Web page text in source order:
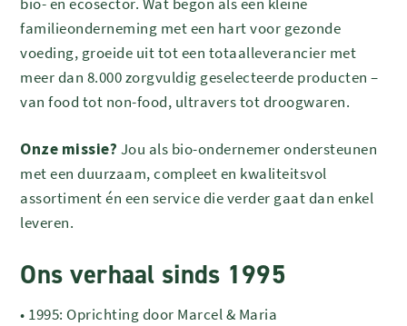
familieonderneming met een hart voor gezonde
voeding, groeide uit tot een totaalleverancier met
meer dan 8.000 zorgvuldig geselecteerde producten –
van food tot non-food, ultravers tot droogwaren.
Onze missie? Jou als bio-ondernemer ondersteunen
met een duurzaam, compleet en kwaliteitsvol
assortiment én een service die verder gaat dan enkel
leveren.
Ons verhaal sinds 1995
• 1995: Oprichting door Marcel & Maria